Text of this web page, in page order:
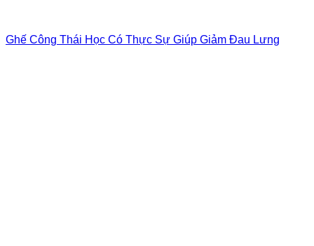
Ghế Công Thái Học Có Thực Sự Giúp Giảm Đau Lưng